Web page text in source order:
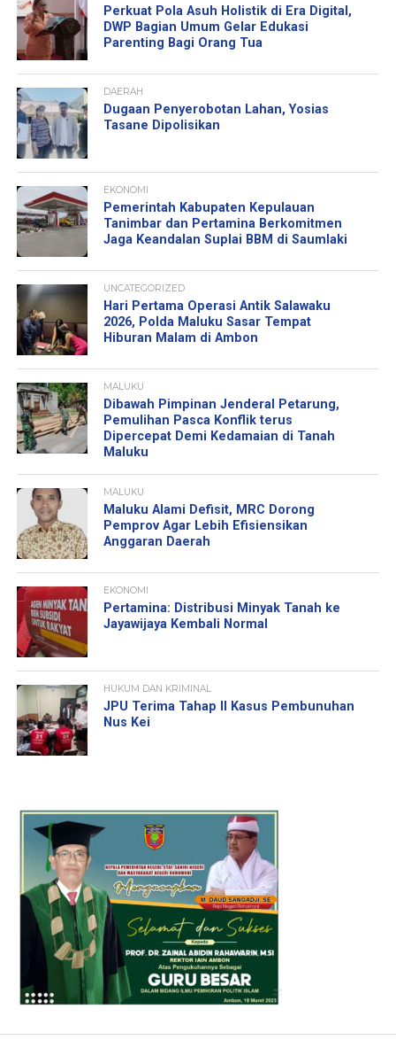
Perkuat Pola Asuh Holistik di Era Digital,
DWP Bagian Umum Gelar Edukasi
Parenting Bagi Orang Tua
DAERAH
Dugaan Penyerobotan Lahan, Yosias
Tasane Dipolisikan
EKONOMI
Pemerintah Kabupaten Kepulauan
Tanimbar dan Pertamina Berkomitmen
Jaga Keandalan Suplai BBM di Saumlaki
UNCATEGORIZED
Hari Pertama Operasi Antik Salawaku
2026, Polda Maluku Sasar Tempat
Hiburan Malam di Ambon
MALUKU
Dibawah Pimpinan Jenderal Petarung,
Pemulihan Pasca Konflik terus
Dipercepat Demi Kedamaian di Tanah
Maluku
MALUKU
Maluku Alami Defisit, MRC Dorong
Pemprov Agar Lebih Efisiensikan
Anggaran Daerah
EKONOMI
Pertamina: Distribusi Minyak Tanah ke
Jayawijaya Kembali Normal
HUKUM DAN KRIMINAL
JPU Terima Tahap II Kasus Pembunuhan
Nus Kei